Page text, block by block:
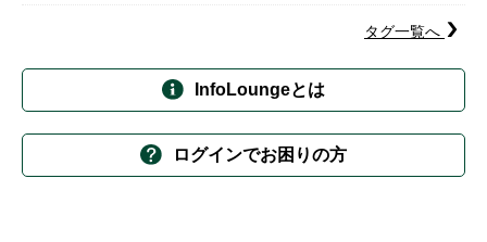
タグ一覧へ
InfoLoungeとは
ログインでお困りの方